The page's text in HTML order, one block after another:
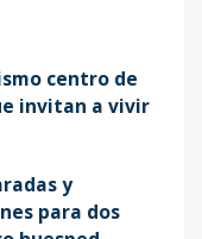
centro de
invitan a vivir
y
para dos